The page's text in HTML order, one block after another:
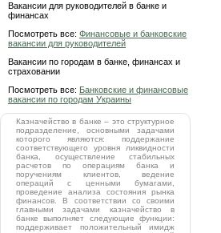
Вакансии для руководителей в банке и
финансах
Посмотреть все: Финансовые и банковские
вакансии для руководителей
Вакансии по городам в банке, финансах и
страховании
Посмотреть все: Банковские и финансовые
вакансии по городам Украины
Казначейство в банке – это структурное
подразделение, основными задачами
которого являются: поддержание
соответствующего уровня ликвидности
банка, осуществление стабильных
расчетов по операциям банка и
поручениям клиентов, ведение
операций с ценными бумагами,
проведение анализа состояния рынка
финансов. В соответствии со своими
главными задачами казначейство в
банке выполняет следующие функции:
поддерживает положительный имидж